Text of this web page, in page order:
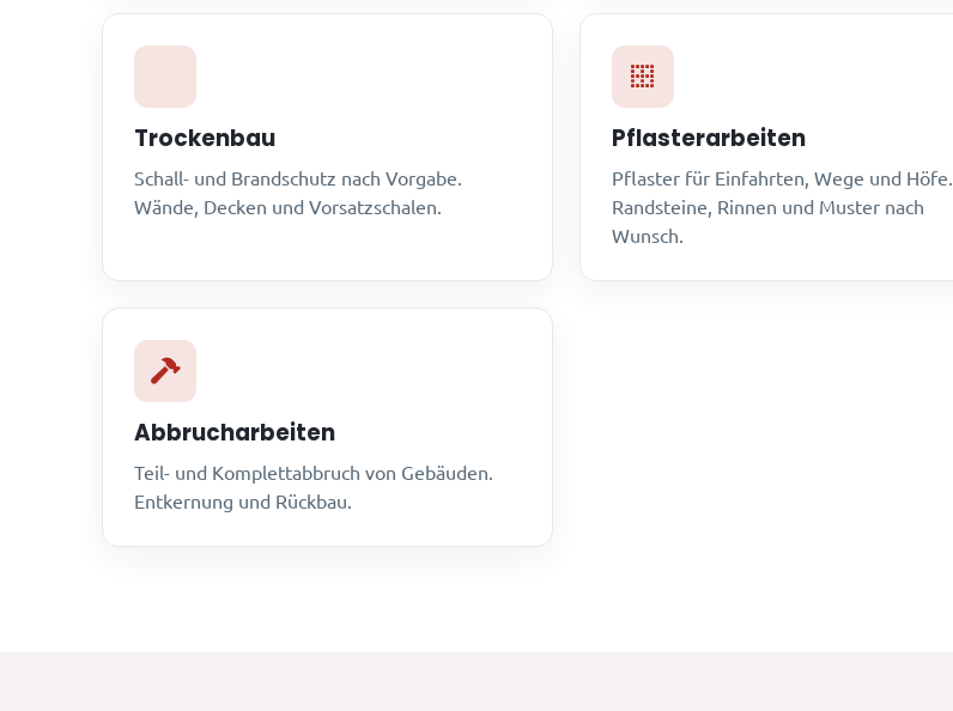
Trockenbau
Schall- und Brandschutz nach Vorgabe.
Wände, Decken und Vorsatzschalen.
Pflasterarbeiten
Pflaster für Einfahrten, Wege und Höfe.
Randsteine, Rinnen und Muster nach
Wunsch.
Abbrucharbeiten
Teil- und Komplettabbruch von Gebäuden.
Entkernung und Rückbau.